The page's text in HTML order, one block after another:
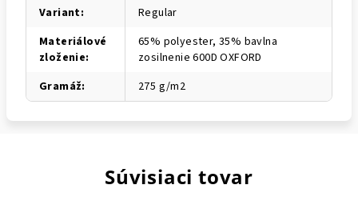
Variant:
Regular
Materiálové
zloženie:
65% polyester, 35% bavlna
zosilnenie 600D OXFORD
Gramáž: 275 g/m2
Súvisiaci tovar